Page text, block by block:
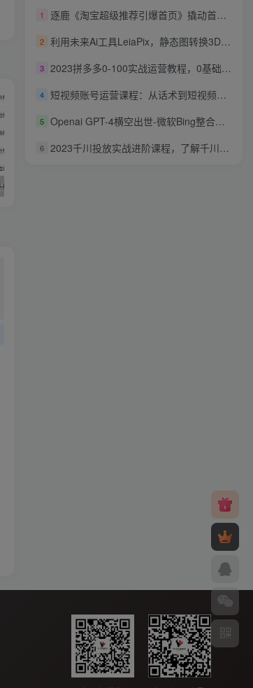
1 逐鹿《淘宝超级推荐引爆首页》撬动首页月均100W流量持续增长爆发
2 利用未来Ai工具LeiaPix，静态图转换3D动画，Lexica和Chat GPT制作精彩视频
3 2023拼多多0-100实战运营教程，0基础起步，运营知识一手掌握
4 短视频账号运营课程：从话术到短视频运营再到直播带货全流程，新人快速入门
5 Openai GPT-4横空出世-微软Bing整合强大的GPT-4语言模型
6 2023千川投放实战进阶课程，​了解千川投放方法，拥有专业投放思维